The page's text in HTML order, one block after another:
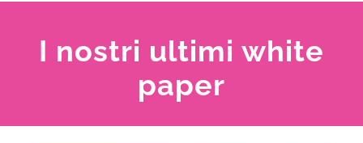
I nostri ultimi white
paper